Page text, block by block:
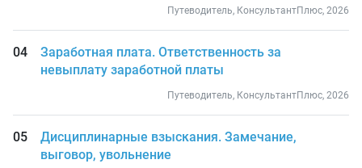
Путеводитель, КонсультантПлюс, 2026
Заработная плата. Ответственность за
невыплату заработной платы
Путеводитель, КонсультантПлюс, 2026
Дисциплинарные взыскания. Замечание,
выговор, увольнение